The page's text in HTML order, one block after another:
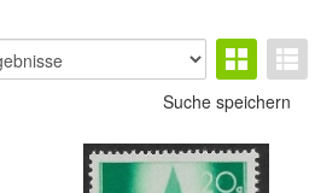
Suche speichern